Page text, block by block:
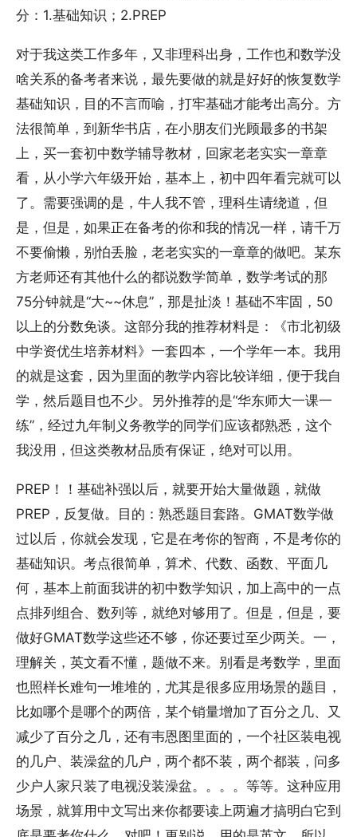
分：1.基础知识；2.PREP
对于我这类工作多年，又非理科出身，工作也和数学没
啥关系的备考者来说，最先要做的就是好好的恢复数学
基础知识，目的不言而喻，打牢基础才能考出高分。方
法很简单，到新华书店，在小朋友们光顾最多的书架
上，买一套初中数学辅导教材，回家老老实实一章章
看，从小学六年级开始，基本上，初中四年看完就可以
了。需要强调的是，牛人我不管，理科生请绕道，但
是，但是，如果正在备考的你和我的情况一样，请千万
不要偷懒，别怕丢脸，老老实实的一章章的做吧。某东
方老师还有其他什么的都说数学简单，数学考试的那
75分钟就是“大~~休息”，那是扯淡！基础不牢固，50
以上的分数免谈。这部分我的推荐材料是：《市北初级
中学资优生培养材料》一套四本，一个学年一本。我用
的就是这套，因为里面的教学内容比较详细，便于我自
学，然后题目也不少。另外推荐的是“华东师大一课一
练”，经过九年制义务教学的同学们应该都熟悉，这个
我没用，但这类教材品质有保证，绝对可以用。
PREP！！基础补强以后，就要开始大量做题，就做
PREP，反复做。目的：熟悉题目套路。GMAT数学做
过以后，你就会发现，它是在考你的智商，不是考你的
基础知识。考点很简单，算术、代数、函数、平面几
何，基本上前面我讲的初中数学知识，加上高中的一点
点排列组合、数列等，就绝对够用了。但是，但是，要
做好GMAT数学这些还不够，你还要过至少两关。一，
理解关，英文看不懂，题做不来。别看是考数学，里面
也照样长难句一堆堆的，尤其是很多应用场景的题目，
比如哪个是哪个的两倍，某个销量增加了百分之几、又
减少了百分之几，还有韦恩图里面的，一个社区装电视
的几户、装澡盆的几户，两个都不装，两个都装，问多
少户人家只装了电视没装澡盆。。。。等等。这种应用
场景，就算用中文写出来你都要读上两遍才搞明白它到